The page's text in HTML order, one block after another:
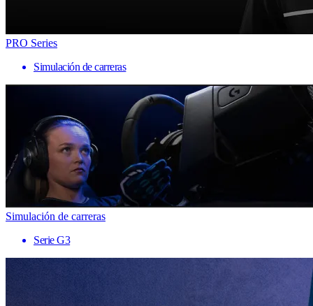
PRO Series
Simulación de carreras
Simulación de carreras
Serie G3